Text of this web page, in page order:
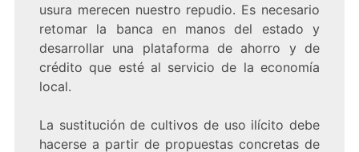
usura merecen nuestro repudio. Es necesario
retomar la banca en manos del estado y
desarrollar una plataforma de ahorro y de
crédito que esté al servicio de la economía
local.
La sustitución de cultivos de uso ilícito debe
hacerse a partir de propuestas concretas de